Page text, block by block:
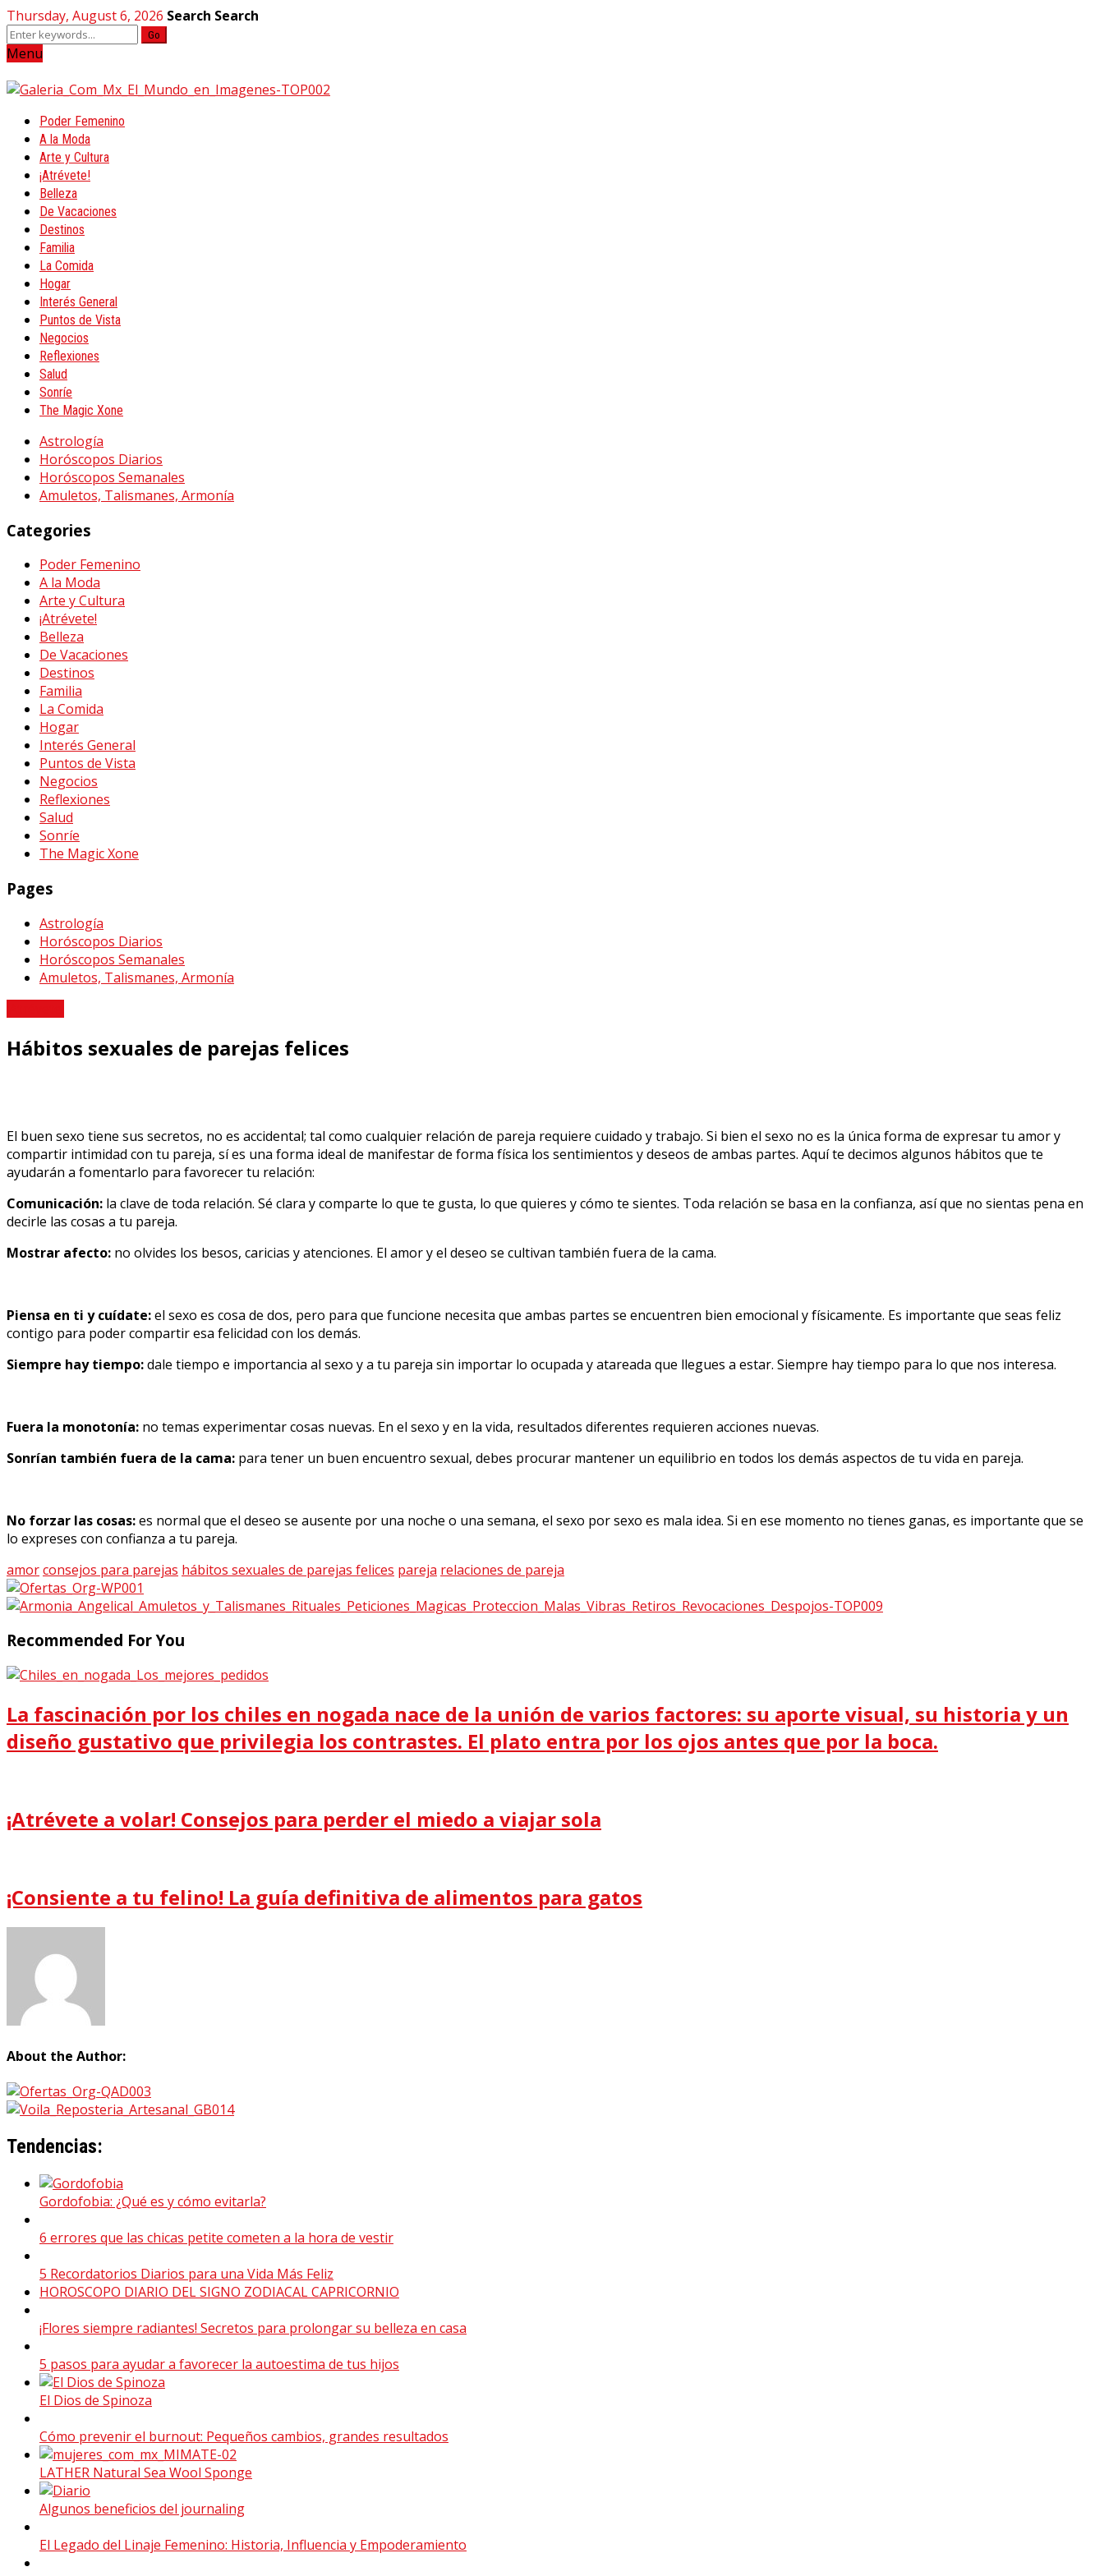
Thursday, August 6, 2026 Search Search
Go
Menu
Poder Femenino
A la Moda
Arte y Cultura
¡Atrévete!
Belleza
De Vacaciones
Destinos
Familia
La Comida
Hogar
Interés General
Puntos de Vista
Negocios
Reflexiones
Salud
Sonríe
The Magic Xone
Astrología
Horóscopos Diarios
Horóscopos Semanales
Amuletos, Talismanes, Armonía
Categories
Poder Femenino
A la Moda
Arte y Cultura
¡Atrévete!
Belleza
De Vacaciones
Destinos
Familia
La Comida
Hogar
Interés General
Puntos de Vista
Negocios
Reflexiones
Salud
Sonríe
The Magic Xone
Pages
Astrología
Horóscopos Diarios
Horóscopos Semanales
Amuletos, Talismanes, Armonía
Hábitos sexuales de parejas felices
El buen sexo tiene sus secretos, no es accidental; tal como cualquier relación de pareja requiere cuidado y trabajo. Si bien el sexo no es la única forma de expresar tu amor y
compartir intimidad con tu pareja, sí es una forma ideal de manifestar de forma física los sentimientos y deseos de ambas partes. Aquí te decimos algunos hábitos que te
ayudarán a fomentarlo para favorecer tu relación:
Comunicación: la clave de toda relación. Sé clara y comparte lo que te gusta, lo que quieres y cómo te sientes. Toda relación se basa en la confianza, así que no sientas pena en
decirle las cosas a tu pareja.
Mostrar afecto: no olvides los besos, caricias y atenciones. El amor y el deseo se cultivan también fuera de la cama.
Piensa en ti y cuídate:el sexo es cosa de dos, pero para que funcione necesita que ambas partes se encuentren bien emocional y físicamente. Es importante que seas feliz
contigo para poder compartir esa felicidad con los demás.
Siempre hay tiempo:dale tiempo e importancia al sexo y a tu pareja sin importar lo ocupada y atareada que llegues a estar. Siempre hay tiempo para lo que nos interesa.
Fuera la monotonía: no temas experimentar cosas nuevas. En el sexo y en la vida, resultados diferentes requieren acciones nuevas.
Sonrían también fuera de la cama: para tener un buen encuentro sexual, debes procurar mantener un equilibrio en todos los demás aspectos de tu vida en pareja.
No forzar las cosas:es normal que el deseo se ausente por una noche o una semana, el sexo por sexo es mala idea. Si en ese momento no tienes ganas, es importante que se
lo expreses con confianza a tu pareja.
amorconsejos para parejas hábitos sexuales de parejas felices pareja relaciones de pareja
Recommended For You
La fascinación por los chiles en nogada nace de la unión de varios factores: su aporte visual, su historia y un
diseño gustativo que privilegia los contrastes. El plato entra por los ojos antes que por la boca.
¡Atrévete a volar! Consejos para perder el miedo a viajar sola
¡Consiente a tu felino! La guía definitiva de alimentos para gatos
About the Author:
Tendencias:
Gordofobia: ¿Qué es y cómo evitarla?
6 errores que las chicas petite cometen a la hora de vestir
5 Recordatorios Diarios para una Vida Más Feliz
HOROSCOPO DIARIO DEL SIGNO ZODIACAL CAPRICORNIO
¡Flores siempre radiantes! Secretos para prolongar su belleza en casa
5 pasos para ayudar a favorecer la autoestima de tus hijos
El Dios de Spinoza
Cómo prevenir el burnout: Pequeños cambios, grandes resultados
LATHER Natural Sea Wool Sponge
Algunos beneficios del journaling
El Legado del Linaje Femenino: Historia, Influencia y Empoderamiento